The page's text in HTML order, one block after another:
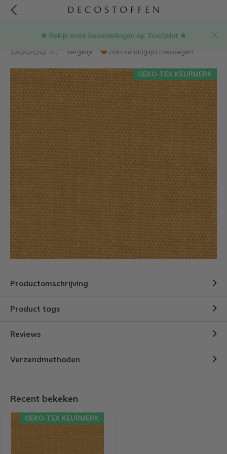
★ Bekijk onze beoordelingen op Trustpilot ★
Maisgeel hopper stof
(0) Vergelijk Aan verlanglijst toevoegen
OEKO-TEX KEURMERK
Productomschrijving
Product tags
Reviews
Verzendmethoden
Recent bekeken
OEKO-TEX KEURMERK